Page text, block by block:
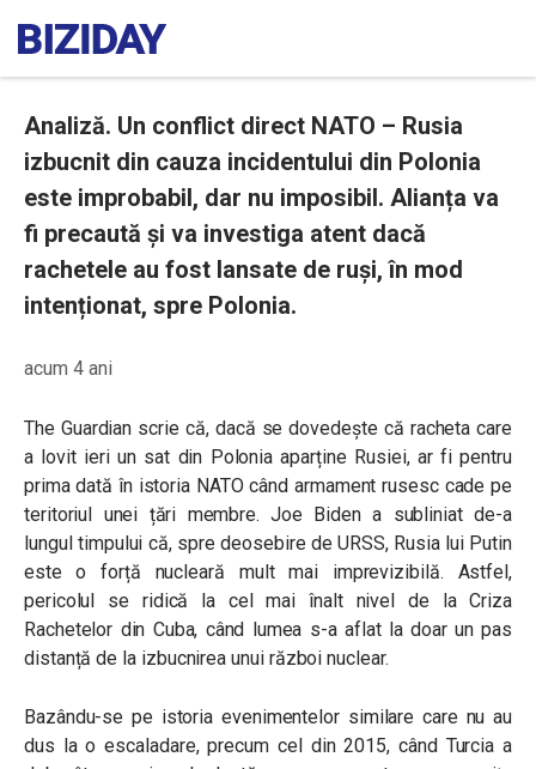
Analiză. Un conflict direct NATO – Rusia
izbucnit din cauza incidentului din Polonia
este improbabil, dar nu imposibil. Alianța va
fi precaută și va investiga atent dacă
rachetele au fost lansate de ruși, în mod
intenționat, spre Polonia.
acum 4 ani
The Guardian scrie că, dacă se dovedește că racheta care
a lovit ieri un sat din Polonia aparține Rusiei, ar fi pentru
prima dată în istoria NATO când armament rusesc cade pe
teritoriul unei țări membre. Joe Biden a subliniat de-a
lungul timpului că, spre deosebire de URSS, Rusia lui Putin
este o forță nucleară mult mai imprevizibilă. Astfel,
pericolul se ridică la cel mai înalt nivel de la Criza
Rachetelor din Cuba, când lumea s-a aflat la doar un pas
distanță de la izbucnirea unui război nuclear.
Bazându-se pe istoria evenimentelor similare care nu au
dus la o escaladare, precum cel din 2015, când Turcia a